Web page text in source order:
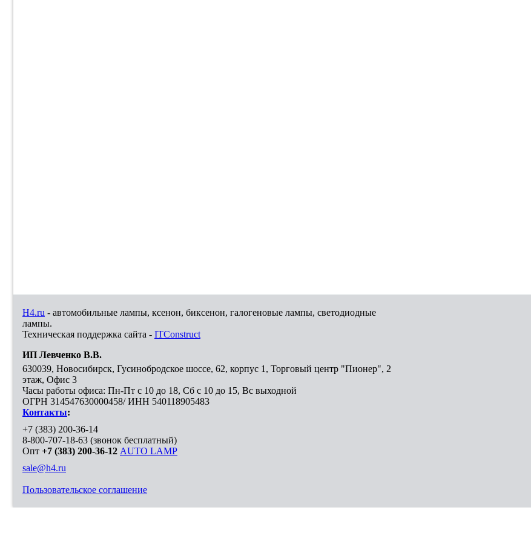
H4.ru - автомобильные лампы, ксенон, биксенон, галогеновые лампы, светодиодные
лампы.
Техническая поддержка сайта - ITConstruct
ИП Левченко В.В.
630039, Новосибирск, Гусинобродское шоссе, 62, корпус 1, Торговый центр "Пионер", 2
этаж, Офис 3
Часы работы офиса: Пн-Пт с 10 до 18, Сб с 10 до 15, Вс выходной
ОГРН 314547630000458/ ИНН 540118905483
Контакты:
+7 (383) 200-36-14
8-800-707-18-63 (звонок бесплатный)
Опт +7 (383) 200-36-12 AUTO LAMP
sale@h4.ru
Пользовательское соглашение